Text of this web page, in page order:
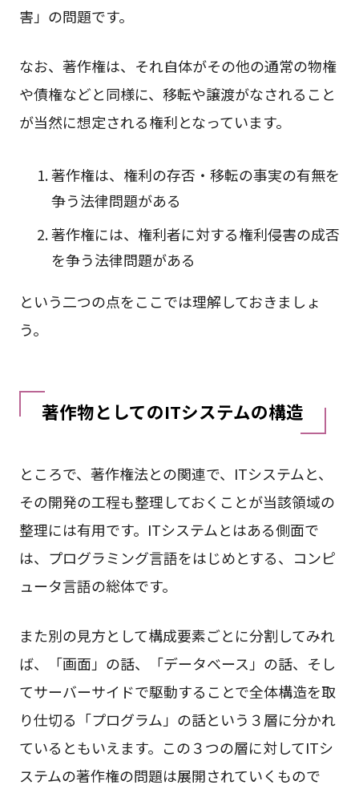
害」の問題です。
なお、著作権は、それ自体がその他の通常の物権
や債権などと同様に、移転や譲渡がなされること
が当然に想定される権利となっています。
著作権は、権利の存否・移転の事実の有無を
争う法律問題がある
著作権には、権利者に対する権利侵害の成否
を争う法律問題がある
という二つの点をここでは理解しておきましょ
う。
著作物としてのITシステムの構造
ところで、著作権法との関連で、ITシステムと、
その開発の工程も整理しておくことが当該領域の
整理には有用です。ITシステムとはある側面で
は、プログラミング言語をはじめとする、コンピ
ュータ言語の総体です。
また別の見方として構成要素ごとに分割してみれ
ば、「画面」の話、「データベース」の話、そし
てサーバーサイドで駆動することで全体構造を取
り仕切る「プログラム」の話という３層に分かれ
ているともいえます。この３つの層に対してITシ
ステムの著作権の問題は展開されていくもので